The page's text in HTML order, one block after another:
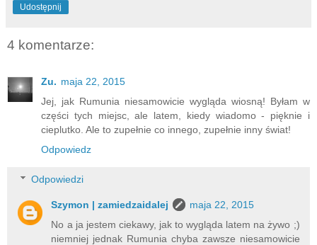
Udostępnij
4 komentarze:
Zu. maja 22, 2015
Jej, jak Rumunia niesamowicie wygląda wiosną! Byłam w
części tych miejsc, ale latem, kiedy wiadomo - pięknie i
cieplutko. Ale to zupełnie co innego, zupełnie inny świat!
Odpowiedz
Odpowiedzi
Szymon | zamiedzaidalej
maja 22, 2015
No a ja jestem ciekawy, jak to wygląda latem na żywo ;)
niemniej jednak Rumunia chyba zawsze niesamowicie